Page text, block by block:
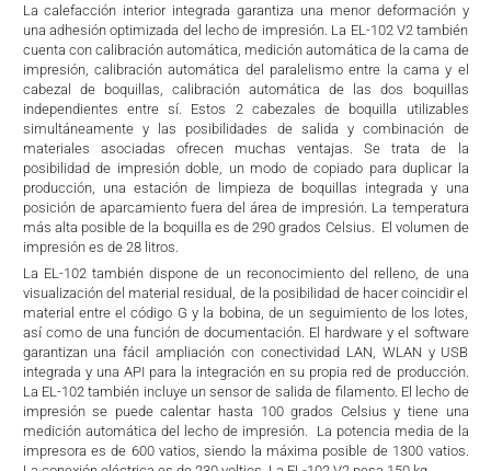
La calefacción interior integrada garantiza una menor deformación y
una adhesión optimizada del lecho de impresión. La EL-102 V2 también
cuenta con calibración automática, medición automática de la cama de
impresión, calibración automática del paralelismo entre la cama y el
cabezal de boquillas, calibración automática de las dos boquillas
independientes entre sí. Estos 2 cabezales de boquilla utilizables
simultáneamente y las posibilidades de salida y combinación de
materiales asociadas ofrecen muchas ventajas. Se trata de la
posibilidad de impresión doble, un modo de copiado para duplicar la
producción, una estación de limpieza de boquillas integrada y una
posición de aparcamiento fuera del área de impresión. La temperatura
más alta posible de la boquilla es de 290 grados Celsius. El volumen de
impresión es de 28 litros.
La EL-102 también dispone de un reconocimiento del relleno, de una
visualización del material residual, de la posibilidad de hacer coincidir el
material entre el código G y la bobina, de un seguimiento de los lotes,
así como de una función de documentación. El hardware y el software
garantizan una fácil ampliación con conectividad LAN, WLAN y USB
integrada y una API para la integración en su propia red de producción.
La EL-102 también incluye un sensor de salida de filamento. El lecho de
impresión se puede calentar hasta 100 grados Celsius y tiene una
medición automática del lecho de impresión. La potencia media de la
impresora es de 600 vatios, siendo la máxima posible de 1300 vatios.